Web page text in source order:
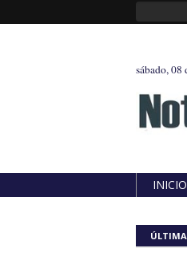
sábado, 08
INICIO